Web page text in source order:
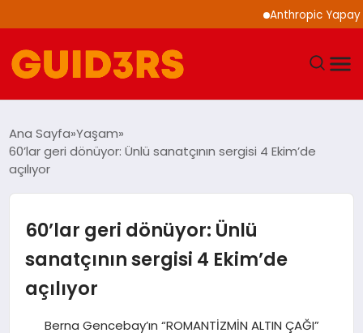
Anthropic Yapay Zeka
YAŞAM
SAĞLIK
Ana Sayfa Yaşam
60’lar geri dönüyor: Ünlü sanatçının sergisi 4 Ekim’de
açılıyor
60’lar geri dönüyor: Ünlü
sanatçının sergisi 4 Ekim’de
açılıyor
Berna Gencebay’ın “ROMANTİZMİN ALTIN ÇAĞI”